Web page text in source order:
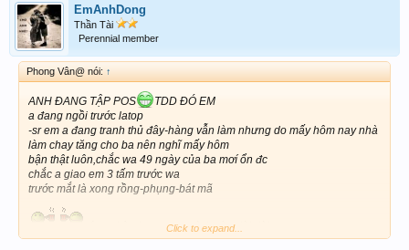
EmAnhDong
Thần Tài
Perennial member
Phong Vân@ nói: ↑
ANH ĐANG TẬP POS
TDD ĐÓ EM
a đang ngồi trước latop
-sr em a đang tranh thủ đây-hàng vẫn làm nhưng do mấy hôm nay nhà
làm chay tăng cho ba nên nghĩ mấy hôm
bận thật luôn,chắc wa 49 ngày của ba mơí ổn đc
chắc a giao em 3 tấm trước wa
trước mắt là xong rồng-phụng-bát mã
ráng chờ nha em,ae mình còn dài dài
Click to expand...